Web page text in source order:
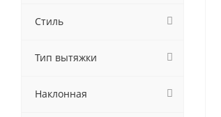
Korting
Kuppersberg
Lex
Розовый
Стиль
Тип вытяжки
Наклонная